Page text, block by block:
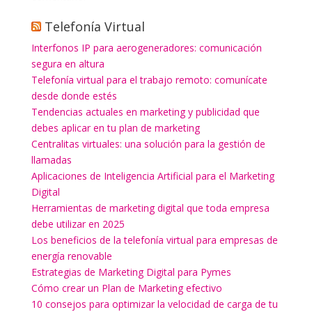
Telefonía Virtual
Interfonos IP para aerogeneradores: comunicación
segura en altura
Telefonía virtual para el trabajo remoto: comunícate
desde donde estés
Tendencias actuales en marketing y publicidad que
debes aplicar en tu plan de marketing
Centralitas virtuales: una solución para la gestión de
llamadas
Aplicaciones de Inteligencia Artificial para el Marketing
Digital
Herramientas de marketing digital que toda empresa
debe utilizar en 2025
Los beneficios de la telefonía virtual para empresas de
energía renovable
Estrategias de Marketing Digital para Pymes
Cómo crear un Plan de Marketing efectivo
10 consejos para optimizar la velocidad de carga de tu